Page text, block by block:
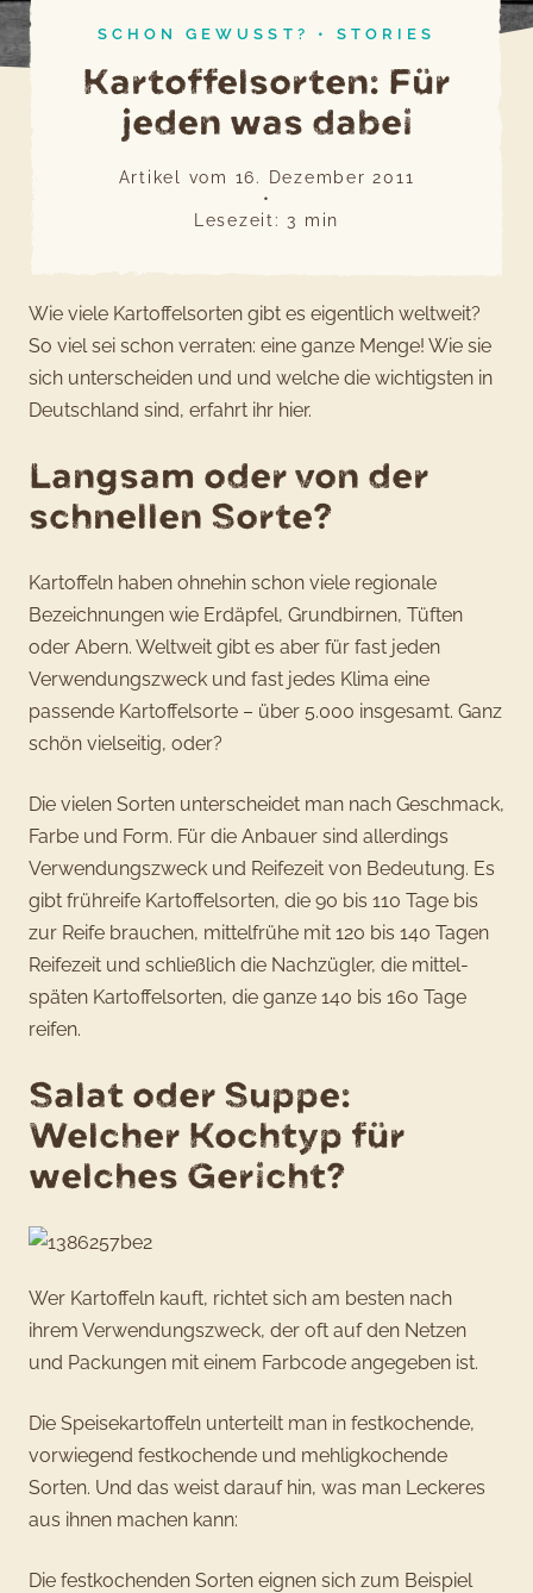
SCHON GEWUSST? • STORIES
Kartoffelsorten: Für
jeden was dabei
Artikel vom 16. Dezember 2011
•
Lesezeit: 3 min
Wie viele Kartoffelsorten gibt es eigentlich weltweit?
So viel sei schon verraten: eine ganze Menge! Wie sie
sich unterscheiden und und welche die wichtigsten in
Deutschland sind, erfahrt ihr hier.
Langsam oder von der
schnellen Sorte?
Kartoffeln haben ohnehin schon viele regionale
Bezeichnungen wie Erdäpfel, Grundbirnen, Tüften
oder Abern. Weltweit gibt es aber für fast jeden
Verwendungszweck und fast jedes Klima eine
passende Kartoffelsorte – über 5.000 insgesamt. Ganz
schön vielseitig, oder?
Die vielen Sorten unterscheidet man nach Geschmack,
Farbe und Form. Für die Anbauer sind allerdings
Verwendungszweck und Reifezeit von Bedeutung. Es
gibt frühreife Kartoffelsorten, die 90 bis 110 Tage bis
zur Reife brauchen, mittelfrühe mit 120 bis 140 Tagen
Reifezeit und schließlich die Nachzügler, die mittel-
späten Kartoffelsorten, die ganze 140 bis 160 Tage
reifen.
Salat oder Suppe:
Welcher Kochtyp für
welches Gericht?
Wer Kartoffeln kauft, richtet sich am besten nach
ihrem Verwendungszweck, der oft auf den Netzen
und Packungen mit einem Farbcode angegeben ist.
Die Speisekartoffeln unterteilt man in festkochende,
vorwiegend festkochende und mehligkochende
Sorten. Und das weist darauf hin, was man Leckeres
aus ihnen machen kann:
Die festkochenden Sorten eignen sich zum Beispiel